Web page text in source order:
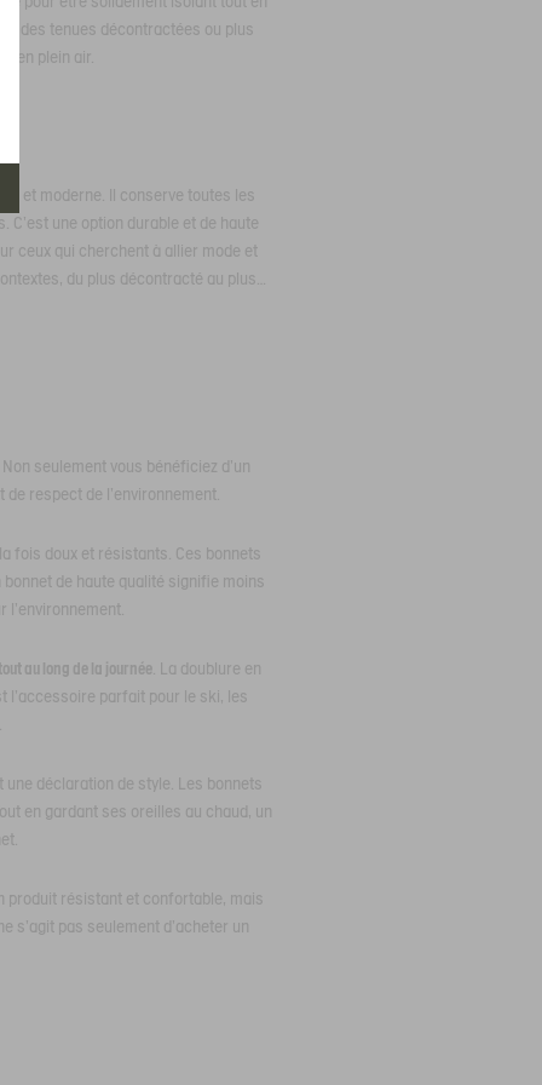
des tenues décontractées ou plus
en plein air.
et moderne. Il conserve toutes les
C'est une option durable et de haute
ceux qui cherchent à allier mode et
du plus décontracté au plus
seulement vous bénéficiez d'un
respect de l'environnement.
fois doux et résistants. Ces bonnets
de haute qualité signifie moins
l'environnement.
au long de la journée. La doublure en
l'accessoire parfait pour le ski, les
déclaration de style. Les bonnets
en gardant ses oreilles au chaud, un
produit résistant et confortable, mais
s'agit pas seulement d'acheter un